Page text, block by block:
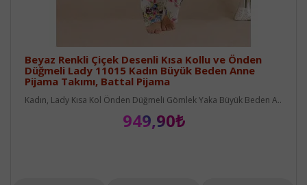
Beyaz Renkli Çiçek Desenli Kısa Kollu ve Önden
Düğmeli Lady 11015 Kadın Büyük Beden Anne
Pijama Takımı, Battal Pijama
Kadın, Lady Kısa Kol Önden Düğmeli Gömlek Yaka Büyük Beden A..
949,90₺